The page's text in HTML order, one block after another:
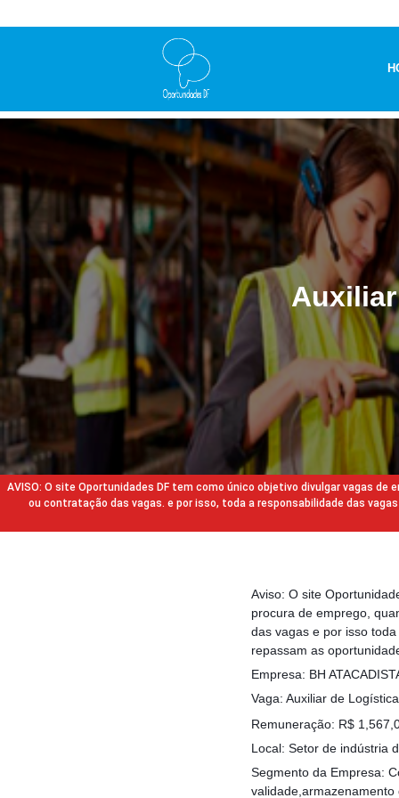
Auxiliar
AVISO: O site Oportunidades DF tem como único objetivo divulgar vagas
ou contratação das vagas. e por isso, toda a responsabilidade das
Aviso: O site
procura de emprego,
das vagas e por isso
repassam as
Empresa: BH
Vaga: Auxiliar de Logística
Remuneração: R$
Local: Setor de indústria
Segmento da Empresa: